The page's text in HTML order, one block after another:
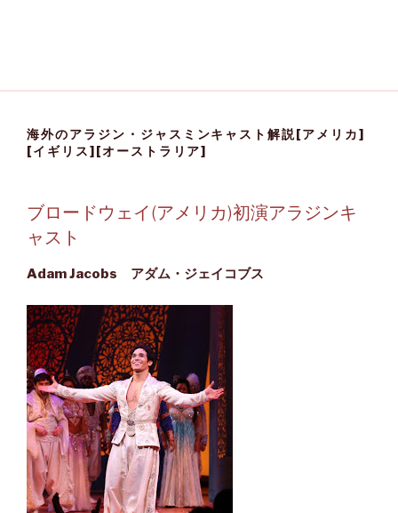
海外のアラジン・ジャスミンキャスト解説[アメリカ]
[イギリス][オーストラリア]
ブロードウェイ(アメリカ)初演アラジンキ
ャスト
Adam Jacobs アダム・ジェイコブス